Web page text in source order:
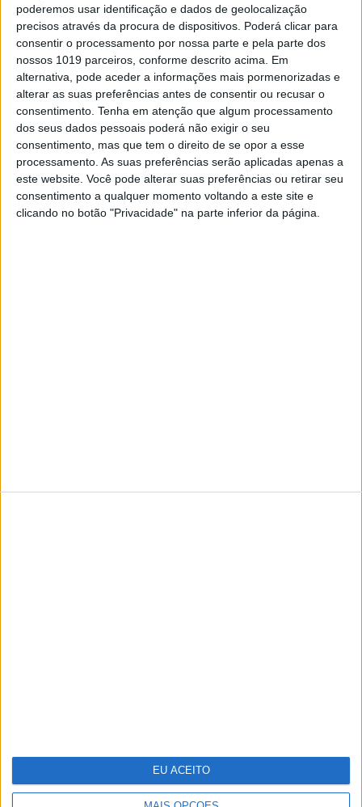
poderemos usar identificação e dados de geolocalização
precisos através da procura de dispositivos. Poderá clicar para
consentir o processamento por nossa parte e pela parte dos
nossos 1019 parceiros, conforme descrito acima. Em
alternativa, pode aceder a informações mais pormenorizadas e
alterar as suas preferências antes de consentir ou recusar o
consentimento. Tenha em atenção que algum processamento
dos seus dados pessoais poderá não exigir o seu
consentimento, mas que tem o direito de se opor a esse
processamento. As suas preferências serão aplicadas apenas a
este website. Você pode alterar suas preferências ou retirar seu
consentimento a qualquer momento voltando a este site e
clicando no botão "Privacidade" na parte inferior da página.
EU ACEITO
Caras Caras Decoração
Exame Exame Informática
Jornal de Letras Telenovelas
Visão Júnior TV Mais
Visão Saúde Visão +